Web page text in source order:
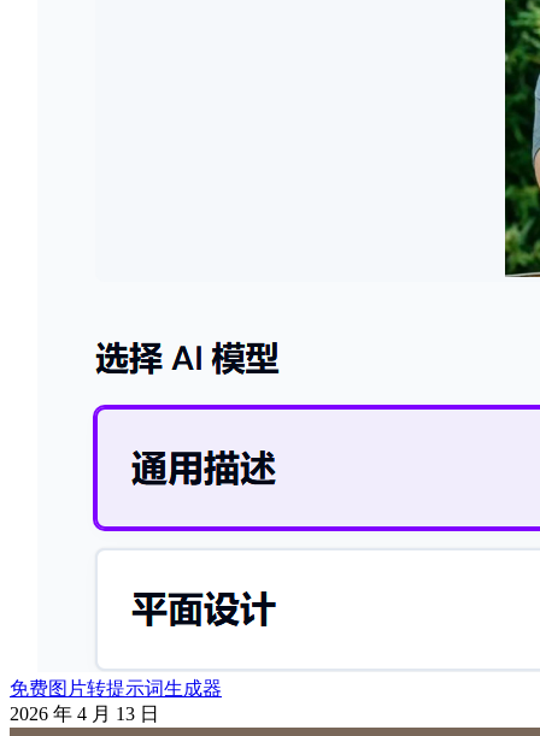
免费图片转提示词生成器
2026 年 4 月 13 日